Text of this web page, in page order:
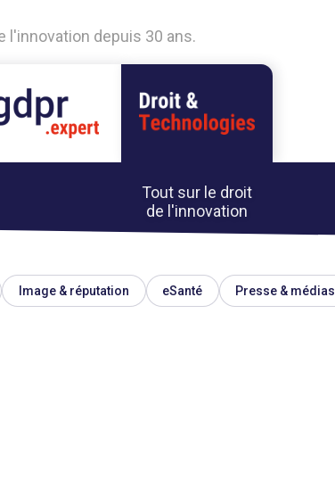
l'innovation depuis 30 ans.
Tout sur le droit
de l'innovation
Image & réputation eSanté Presse & médias